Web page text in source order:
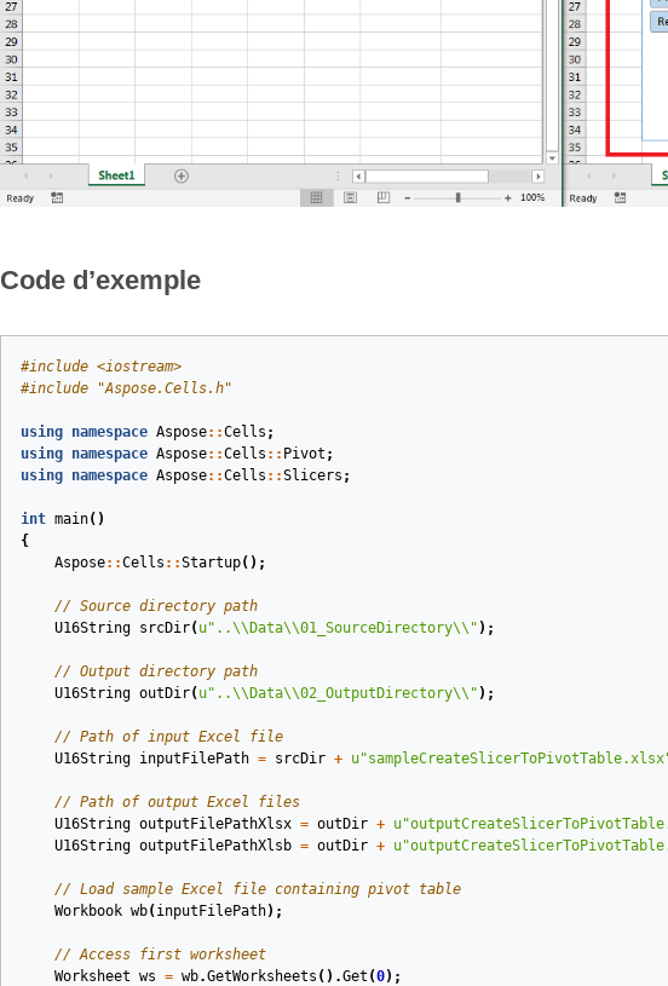
Code d’exemple
#include <iostream>
#include "Aspose.Cells.h"
using namespace Aspose::Cells ;
using
namespace Aspose::Cells :: Pivot ;
using
namespace Aspose::Cells ::Slicers ;
int main()
{
Aspose::Cells ::Startup();
// Source directory path
U16String
srcDir(u"..\\Data\\01_SourceDirectory\\ " ) ;
// Output directory path
U16String outDir(u"..\\Data\\02_OutputDirectory\\ " ) ;
// Path of input Excel file
U16String
inputFilePath = srcDir + u
// Path of output Excel files
U16String outputFilePathXlsx = outDir + u
U16String outputFilePathXlsb = outDir + u
// Load sample Excel file containing pivot table
Workbook wb(inputFilePath) ;
// Access first worksheet
Worksheet ws = wb.GetWorksheets ().Get (0);